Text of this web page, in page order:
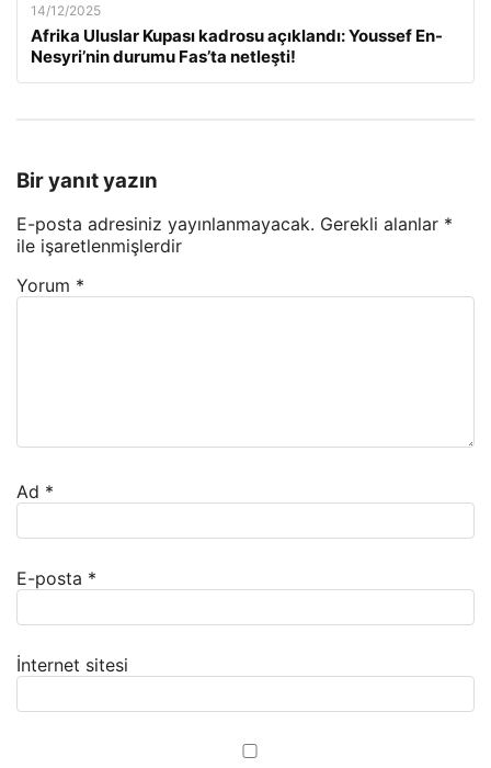
14/12/2025
Afrika Uluslar Kupası kadrosu açıklandı: Youssef En-
Nesyri’nin durumu Fas’ta netleşti!
Bir yanıt yazın
E-posta adresiniz yayınlanmayacak. Gerekli alanlar *
ile işaretlenmişlerdir
Yorum *
Ad *
E-posta *
İnternet sitesi